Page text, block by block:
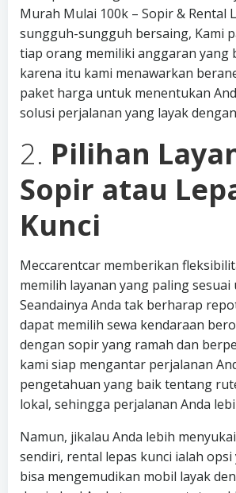
Murah Mulai 100k – Sopir & Rental
sungguh-sungguh bersaing, Kami
tiap orang memiliki anggaran yang
karena itu kami menawarkan
paket harga untuk menentukan
solusi perjalanan yang layak
2. Pilihan
Sopir atau
Kunci
Meccarentcar memberikan
memilih layanan yang paling sesuai
Seandainya Anda tak berharap
dapat memilih sewa kendaraan
dengan sopir yang ramah dan
kami siap mengantar perjalanan
pengetahuan yang baik tentang
lokal, sehingga perjalanan Anda
Namun, jikalau Anda lebih
sendiri, rental lepas kunci ialah opsi
bisa mengemudikan mobil layak